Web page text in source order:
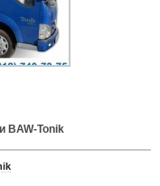
BAW-Tonik